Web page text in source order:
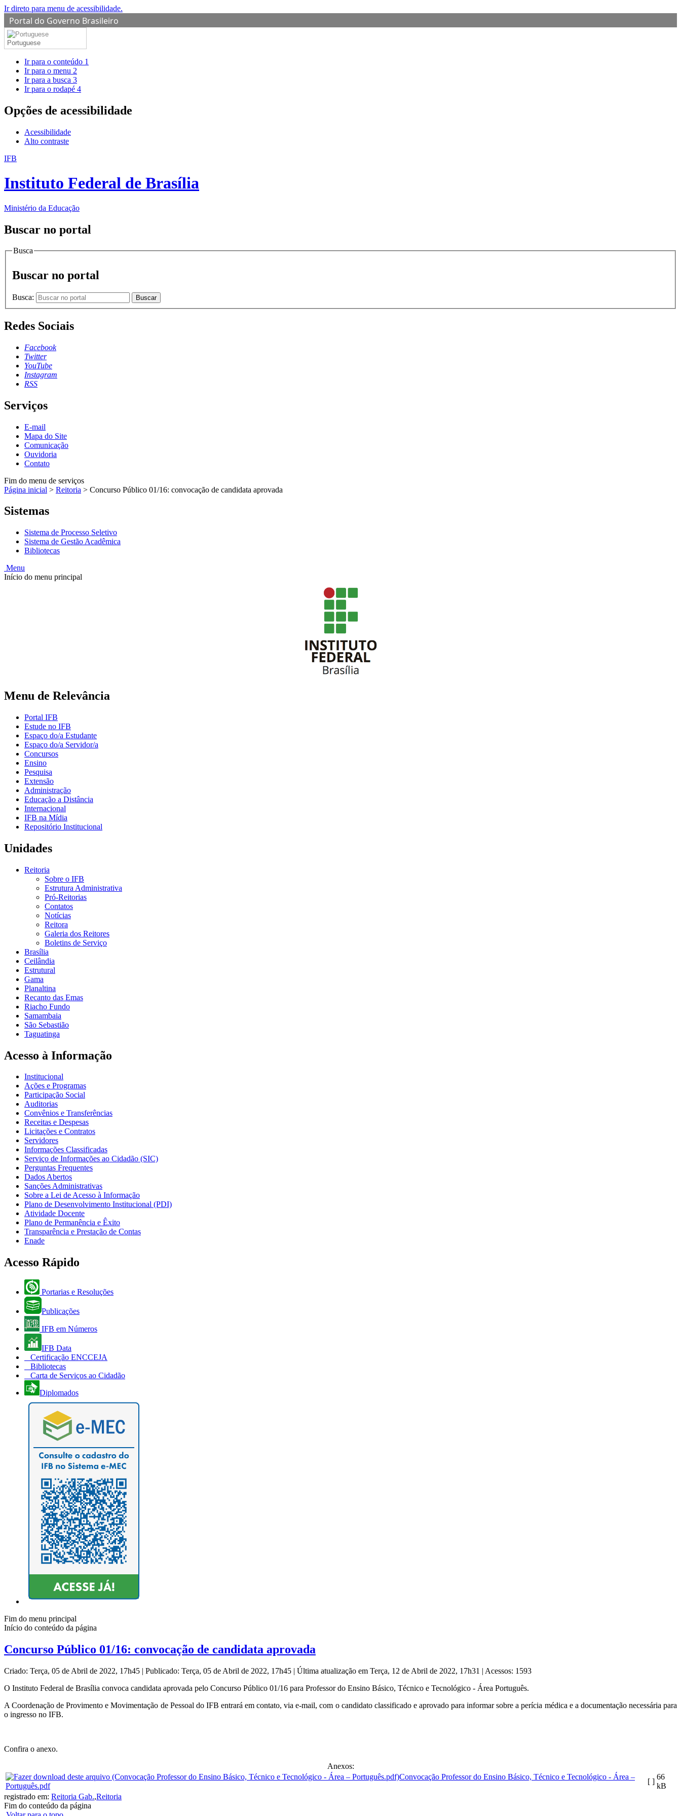
Ir direto para menu de acessibilidade.
Portal do Governo Brasileiro
Portuguese
Ir para o conteúdo 1
Ir para o menu 2
Ir para a busca 3
Ir para o rodapé 4
Opções de acessibilidade
Acessibilidade
Alto contraste
IFB
Instituto Federal de Brasília
Ministério da Educação
Buscar no portal
Busca
Buscar no portal
Busca: Buscar
Redes Sociais
Facebook
Twitter
YouTube
Instagram
RSS
Serviços
E-mail
Mapa do Site
Comunicação
Ouvidoria
Contato
Fim do menu de serviços
Página inicial > Reitoria > Concurso Público 01/16: convocação de candidata aprovada
Sistemas
Sistema de Processo Seletivo
Sistema de Gestão Acadêmica
Bibliotecas
Menu
Início do menu principal
Menu de Relevância
Portal IFB
Estude no IFB
Espaço do/a Estudante
Espaço do/a Servidor/a
Concursos
Ensino
Pesquisa
Extensão
Administração
Educação a Distância
Internacional
IFB na Mídia
Repositório Institucional
Unidades
Reitoria
Sobre o IFB
Estrutura Administrativa
Pró-Reitorias
Contatos
Notícias
Reitora
Galeria dos Reitores
Boletins de Serviço
Brasília
Ceilândia
Estrutural
Gama
Planaltina
Recanto das Emas
Riacho Fundo
Samambaia
São Sebastião
Taguatinga
Acesso à Informação
Institucional
Ações e Programas
Participação Social
Auditorias
Convênios e Transferências
Receitas e Despesas
Licitações e Contratos
Servidores
Informações Classificadas
Serviço de Informações ao Cidadão (SIC)
Perguntas Frequentes
Dados Abertos
Sanções Administrativas
Sobre a Lei de Acesso à Informação
Plano de Desenvolvimento Institucional (PDI)
Atividade Docente
Plano de Permanência e Êxito
Transparência e Prestação de Contas
Enade
Acesso Rápido
Portarias e Resoluções
Publicações
IFB em Números
IFB Data
Certificação ENCCEJA
Bibliotecas
Carta de Serviços ao Cidadão
Diplomados
Fim do menu principal
Início do conteúdo da página
Concurso Público 01/16: convocação de candidata aprovada
Criado: Terça, 05 de Abril de 2022, 17h45 | Publicado: Terça, 05 de Abril de 2022, 17h45 | Última atualização em Terça, 12 de Abril de 2022, 17h31 | Acessos: 1593
O Instituto Federal de Brasília convoca candidata aprovada pelo Concurso Público 01/16 para Professor do Ensino Básico, Técnico e Tecnológico - Área Português.
A Coordenação de Provimento e Movimentação de Pessoal do IFB entrará em contato, via e-mail, com o candidato classificado e aprovado para informar sobre a perícia médica e a documentação necessária para
o ingresso no IFB.
Confira o anexo.
Anexos:
Convocação Professor do Ensino Básico, Técnico e Tecnológico - Área –
Português.pdf
[ ]
66
kB
registrado em: Reitoria Gab.,Reitoria
Fim do conteúdo da página